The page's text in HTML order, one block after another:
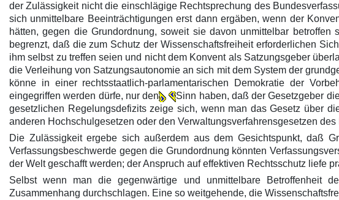
der Zulässigkeit nicht die einschlägige Rechtsprechung des
sich unmittelbare Beeinträchtigungen erst dann ergäben, wenn der
hätten, gegen die Grundordnung, soweit sie davon unmittelbar
begrenzt, daß die zum Schutz der Wissenschaftsfreiheit erforderlichen
ihm selbst zu treffen seien und nicht dem Konvent als Satzungsgeber
die Verleihung von Satzungsautonomie an sich mit dem System der
könne in einer rechtsstaatlich-parlamentarischen Demokratie der
eingegriffen werden dürfe, nur den
Sinn haben, daß der Gesetzgeber
gesetzlichen Regelungsdefizits zeige sich, wenn man das Gesetz über
anderen Hochschulgesetzen oder den Verwaltungsverfahrensgesetzen
Die Zulässigkeit ergebe sich außerdem aus dem Gesichtspunkt, daß
Verfassungsbeschwerde gegen die Grundordnung könnten
der Welt geschafft werden; der Anspruch auf effektiven Rechtsschutz liefe
Selbst wenn man die gegenwärtige und unmittelbare Betroffenheit
Zusammenhang durchschlagen. Eine so weitgehende, die